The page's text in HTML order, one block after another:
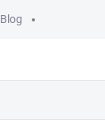
Blog